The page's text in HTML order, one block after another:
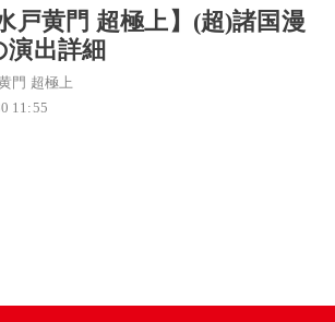
戸黄門 超極上】(超)諸国漫
演出詳細
門 超極上
11:55